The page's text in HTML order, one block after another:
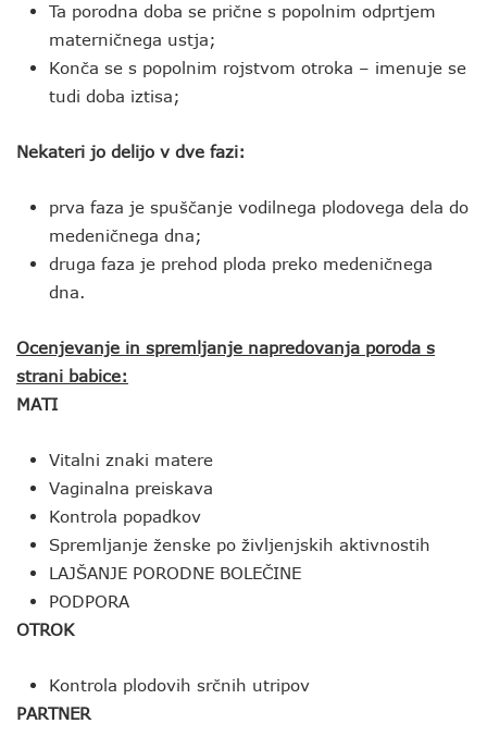
Ta porodna doba se prične s popolnim odprtjem
materničnega ustja;
Konča se s popolnim rojstvom otroka – imenuje se
tudi doba iztisa;
Nekateri jo delijo v dve fazi:
prva faza je spuščanje vodilnega plodovega dela do
medeničnega dna;
druga faza je prehod ploda preko medeničnega
dna.
Ocenjevanje in spremljanje napredovanja poroda s
strani babice:
MATI
Vitalni znaki matere
Vaginalna preiskava
Kontrola popadkov
Spremljanje ženske po življenjskih aktivnostih
LAJŠANJE PORODNE BOLEČINE
PODPORA
OTROK
Kontrola plodovih srčnih utripov
PARTNER